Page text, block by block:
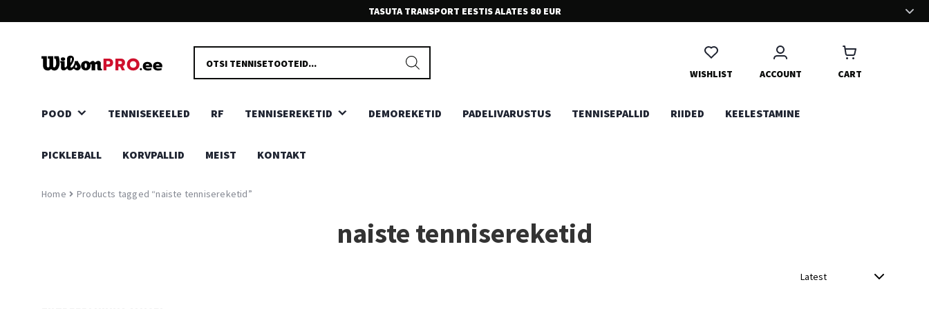
TASUTA TRANSPORT EESTIS ALATES 80 EUR
Kõik kaubad toovad Sinuni meie head tarnepartnerid, kas
ukseni või pakiautomaati.
Meie teenindajad on sõbralikud ja ootavad Sinu kõnesid ja
kirjasid. Võta julgesti ühendust.
Oleme panustanud palju aega ja energiat, et ostukogemus Sinu
PRODUCTS
SEARCH
WISHLIST
ACCOUNT CART
POOD TENNISEKEELED RF TENNISEREKETID DEMOREKETID PADELIVARUSTUS TENNISEPALLID RIIDED KEELESTAMINE
PICKLEBALL KORVPALLID MEIST KONTAKT
Home Products tagged “naiste tennisereketid”
naiste tennisereketid